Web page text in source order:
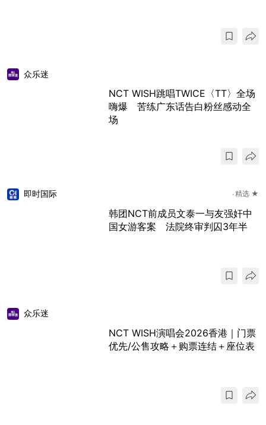
众乐迷
NCT WISH跳唱TWICE〈TT〉全场
嗨爆 苦练广东话告白粉丝感动全
场
即时国际 精选 ★
韩团NCT前成员文泰一与友强奸中
国女游客案 法院终审判囚3年半
众乐迷
NCT WISH演唱会2026香港｜门票
优先/公售攻略＋购票连结＋座位表